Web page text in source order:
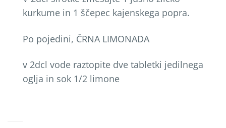
kurkume in 1 ščepec kajenskega popra.
Po pojedini, ČRNA LIMONADA
v 2dcl vode raztopite dve tabletki jedilnega
oglja in sok 1/2 limone